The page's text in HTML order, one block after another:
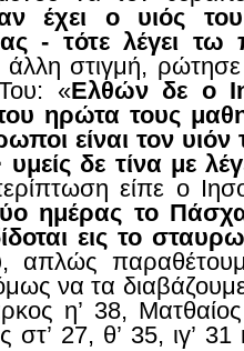
έχει ο υιός
- τότε λέγει
άλλη στιγμή,
«Ελθών δε ο
ηρώτα τους
είναι τον
υμείς δε τίνα με
είπε ο
ημέρας το
εις το
απλώς
να τα διαβάζουμε.
η’ 38,
στ’ 27, θ’ 35, ιγ’